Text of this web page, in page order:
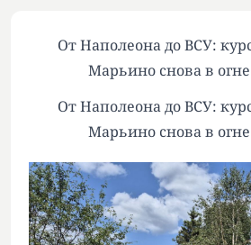
От Наполеона до ВСУ:
Марьино снова в
От Наполеона до ВСУ:
Марьино снова в